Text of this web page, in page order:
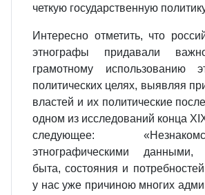
четкую государственную
Интересно отметить, что
этнографы придавали
грамотному использованию
политических целях, выявляя
властей и их политические
одном из исследований конца
следующее:
этнографическими данными,
быта, состояния и
у нас уже причиною многих